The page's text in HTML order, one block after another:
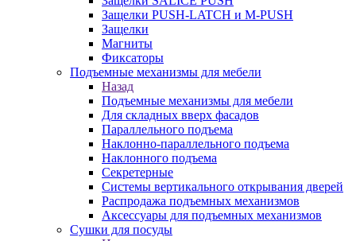
Защелки PUSH-LATCH и M-PUSH
Защелки
Магниты
Фиксаторы
Подъемные механизмы для мебели
Назад
Подъемные механизмы для мебели
Для складных вверх фасадов
Параллельного подъема
Наклонно-параллельного подъема
Наклонного подъема
Секретерные
Системы вертикального открывания дверей
Распродажа подъемных механизмов
Аксессуары для подъемных механизмов
Сушки для посуды